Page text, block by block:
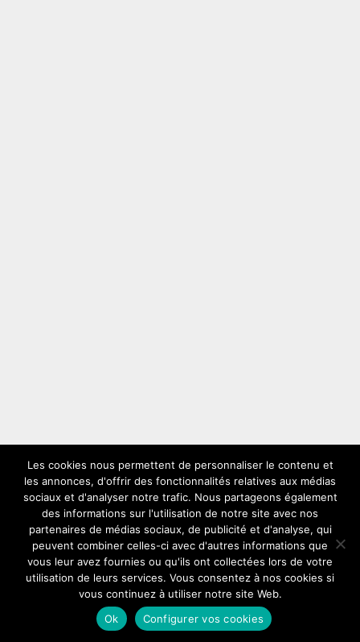
LES PLUS VUS
Copyright © 2026SolexComment choisir son solex ideal
COOKIE
Les cookies nous permettent de personnaliser le contenu et
les annonces, d'offrir des fonctionnalités relatives aux médias
sociaux et d'analyser notre trafic. Nous partageons également
des informations sur l'utilisation de notre site avec nos
partenaires de médias sociaux, de publicité et d'analyse, qui
peuvent combiner celles-ci avec d'autres informations que
vous leur avez fournies ou qu'ils ont collectées lors de votre
utilisation de leurs services. Vous consentez à nos cookies si
vous continuez à utiliser notre site Web.
Ok
Configurer vos cookies